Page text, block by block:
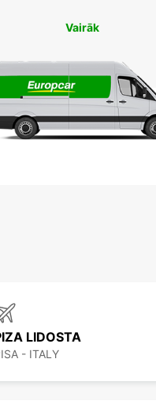
Vairāk
LIDOSTA
- ITALY